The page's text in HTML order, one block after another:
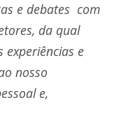
e debates com
da qual
experiências e
nosso
e,